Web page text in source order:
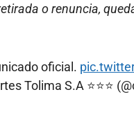
o renuncia,
oficial.
Tolima S.A ⭐️⭐️⭐️